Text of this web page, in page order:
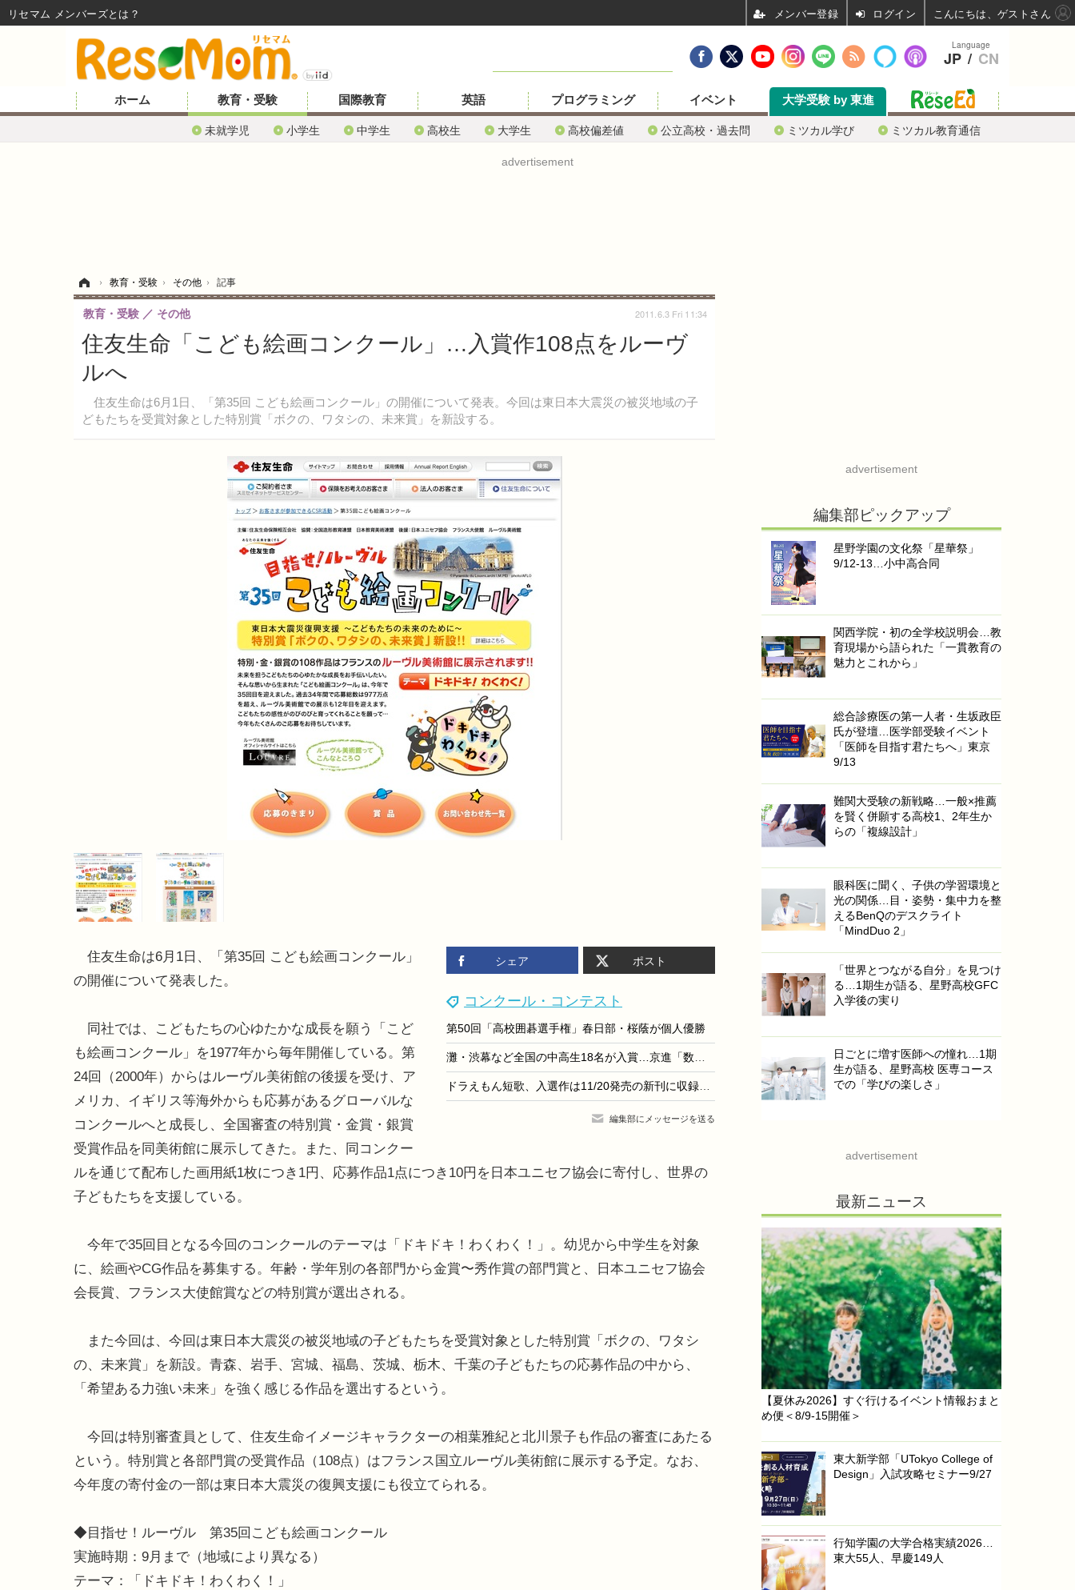
ホーム 教育・受験
未就学児 小学生 中学生 高校生 大学生 高校偏差値 公立高校・過去問 ミツカル学び ミツカル教育通信
国際教育 英語 プログラミング イベント 大学受験 by 東進
advertisement
› 教育・受験 › その他 › 記事
住友生命「こども絵画コンクール」…入賞作108点をルーヴ
ルへ
住友生命は6月1日、「第35回 こども絵画コンクール」の開催について発表。今回は東日本大震災の被災地域の子
どもたちを受賞対象とした特別賞「ボクの、ワタシの、未来賞」を新設する。
教育・受験 その他 2011.6.3 Fri 11:34
シェア ポスト
コンクール・コンテスト
第50回「高校囲碁選手権」春日部・桜蔭が個人優勝
灘・渋幕など全国の中高生18名が入賞…京進「数学解法コンテスト」結果発表
ドラえもん短歌、入選作は11/20発売の新刊に収録…9/3締切
編集部にメッセージを送る
住友生命は6月1日、「第35回 こども絵画コンクール」
の開催について発表した。
同社では、こどもたちの心ゆたかな成長を願う「こど
も絵画コンクール」を1977年から毎年開催している。第
24回（2000年）からはルーヴル美術館の後援を受け、ア
メリカ、イギリス等海外からも応募があるグローバルな
コンクールへと成長し、全国審査の特別賞・金賞・銀賞
受賞作品を同美術館に展示してきた。また、同コンクー
ルを通じて配布した画用紙1枚につき1円、応募作品1点につき10円を日本ユニセフ協会に寄付し、世界の
子どもたちを支援している。
今年で35回目となる今回のコンクールのテーマは「ドキドキ！わくわく！」。幼児から中学生を対象
に、絵画やCG作品を募集する。年齢・学年別の各部門から金賞〜秀作賞の部門賞と、日本ユニセフ協会
会長賞、フランス大使館賞などの特別賞が選出される。
また今回は、今回は東日本大震災の被災地域の子どもたちを受賞対象とした特別賞「ボクの、ワタシ
の、未来賞」を新設。青森、岩手、宮城、福島、茨城、栃木、千葉の子どもたちの応募作品の中から、
「希望ある力強い未来」を強く感じる作品を選出するという。
今回は特別審査員として、住友生命イメージキャラクターの相葉雅紀と北川景子も作品の審査にあたる
という。特別賞と各部門賞の受賞作品（108点）はフランス国立ルーヴル美術館に展示する予定。なお、
今年度の寄付金の一部は東日本大震災の復興支援にも役立てられる。
◆目指せ！ルーヴル 第35回こども絵画コンクール
実施時期：9月まで（地域により異なる）
テーマ：「ドキドキ！わくわく！」
advertisement
編集部ピックアップ
星野学園の文化祭「星華祭」
9/12-13…小中高合同
関西学院・初の全学校説明会…教
育現場から語られた「一貫教育の
魅力とこれから」
総合診療医の第一人者・生坂政臣
氏が登壇…医学部受験イベント
「医師を目指す君たちへ」東京
9/13
難関大受験の新戦略…一般×推薦
を賢く併願する高校1、2年生か
らの「複線設計」
眼科医に聞く、子供の学習環境と
光の関係…目・姿勢・集中力を整
えるBenQのデスクライト
「MindDuo 2」
「世界とつながる自分」を見つけ
る…1期生が語る、星野高校GFC
入学後の実り
日ごとに増す医師への憧れ…1期
生が語る、星野高校 医専コース
での「学びの楽しさ」
advertisement
最新ニュース
【夏休み2026】すぐ行けるイベント情報おまと
め便＜8/9-15開催＞
東大新学部「UTokyo College of
Design」入試攻略セミナー9/27
行知学園の大学合格実績2026…
東大55人、早慶149人
Language
JP / CN
リセマム メンバーズ ログイン こんにちは、ゲストさん